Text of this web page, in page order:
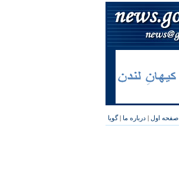
صفحه اول | درباره ما |گویا